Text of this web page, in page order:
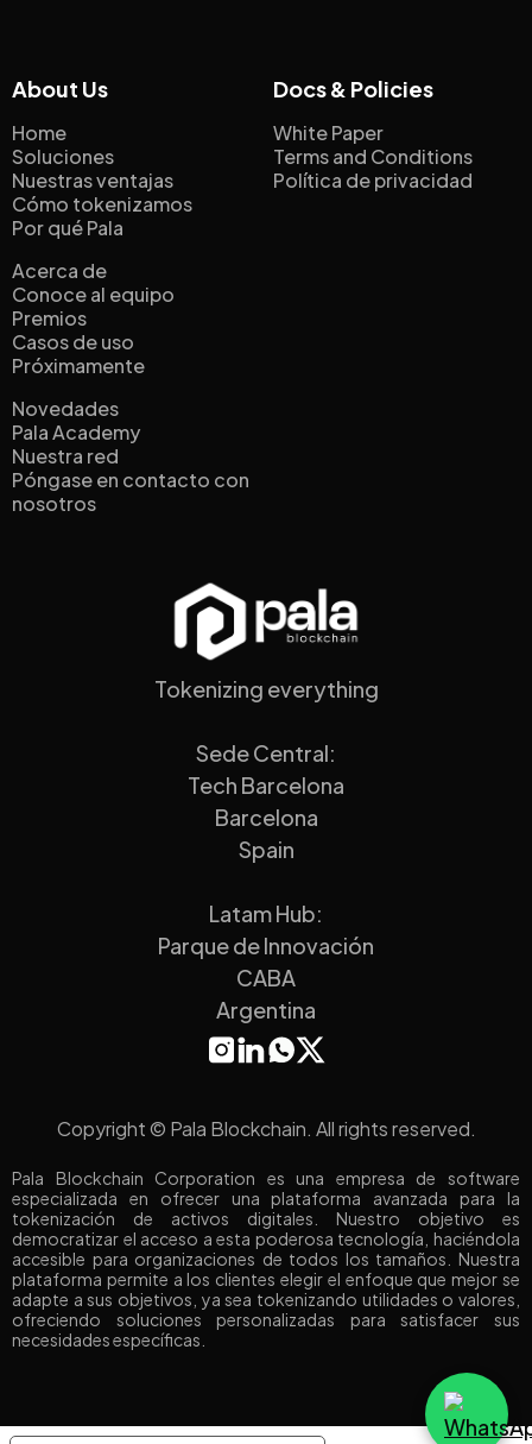
Tokenizing everything
Sede Central:
Tech Barcelona
Barcelona
Spain
Latam Hub:
Parque de Innovación
CABA
Argentina
About Us
Home
Soluciones
Nuestras ventajas
Cómo tokenizamos
Por qué Pala
Acerca de
Conoce al equipo
Premios
Casos de uso
Próximamente
Novedades
Pala Academy
Nuestra red
Póngase en contacto con
nosotros
Docs & Policies
White Paper
Terms and Conditions
Política de privacidad
Copyright © Pala Blockchain. All rights reserved.
Pala Blockchain Corporation es una empresa de software
especializada en ofrecer una plataforma avanzada para la
tokenización de activos digitales. Nuestro objetivo es
democratizar el acceso a esta poderosa tecnología, haciéndola
accesible para organizaciones de todos los tamaños. Nuestra
plataforma permite a los clientes elegir el enfoque que mejor se
adapte a sus objetivos, ya sea tokenizando utilidades o valores,
ofreciendo soluciones personalizadas para satisfacer sus
necesidades específicas.